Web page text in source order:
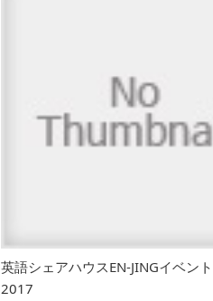
英語シェアハウスEN-JINGイベン
2017